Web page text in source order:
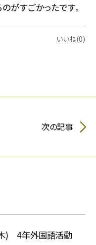
がすごかったです。
いいね(0)
次の記事
) 4年外国語活動